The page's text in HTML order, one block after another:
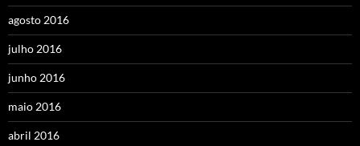
agosto 2016
julho 2016
junho 2016
maio 2016
abril 2016